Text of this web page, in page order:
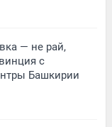
— не рай,
с
Башкирии